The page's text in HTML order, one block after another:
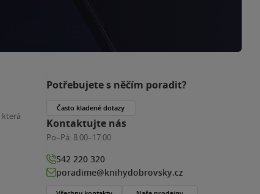
Potřebujete s něčím poradit?
Často kladené dotazy
Kontaktujte nás
Po–Pá: 8:00–17:00
542 220 320
poradime@knihydobrovsky.cz